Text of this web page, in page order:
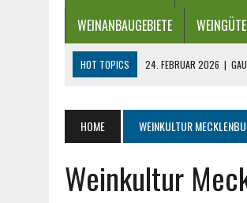
WEINANBAUGEBIETE
HOT TOPICS 24. FEBRUAR 2026 |
25. SEPTEMBER 2025 | POWER BEI DER
26. APRIL 2026
| HYGIENISCHE PUMPEN
HOME WEINKULTUR
Weinkultur